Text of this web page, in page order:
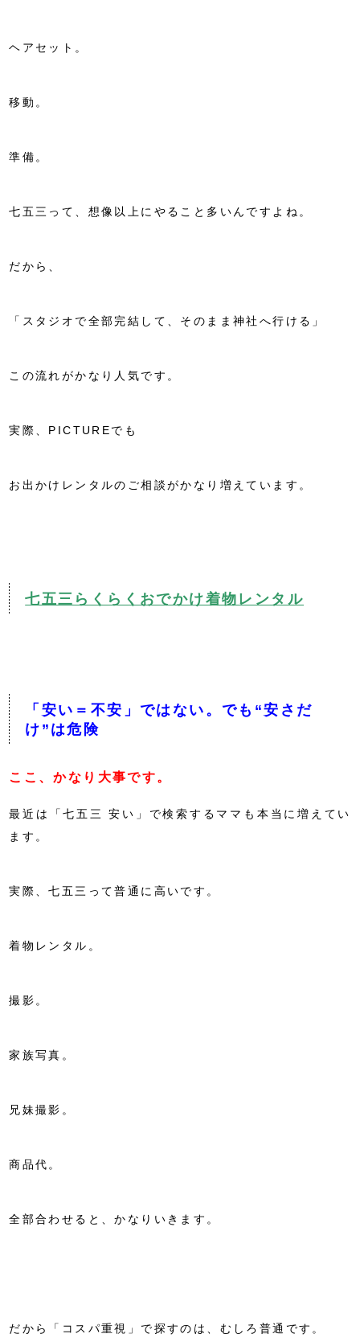
ヘアセット。
移動。
準備。
七五三って、想像以上にやること多いんですよね。
だから、
「スタジオで全部完結して、そのまま神社へ行ける」
この流れがかなり人気です。
実際、PICTUREでも
お出かけレンタルのご相談がかなり増えています。
七五三らくらくおでかけ着物レンタル
「安い＝不安」ではない。でも“安さだ
け”は危険
ここ、かなり大事です。
最近は「七五三 安い」で検索するママも本当に増えてい
ます。
実際、七五三って普通に高いです。
着物レンタル。
撮影。
家族写真。
兄妹撮影。
商品代。
全部合わせると、かなりいきます。
だから「コスパ重視」で探すのは、むしろ普通です。